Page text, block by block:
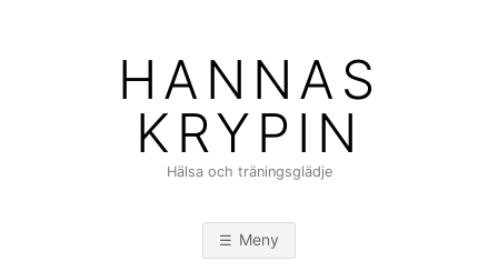
HANNAS
KRYPIN
Hälsa och träningsglädje
Meny